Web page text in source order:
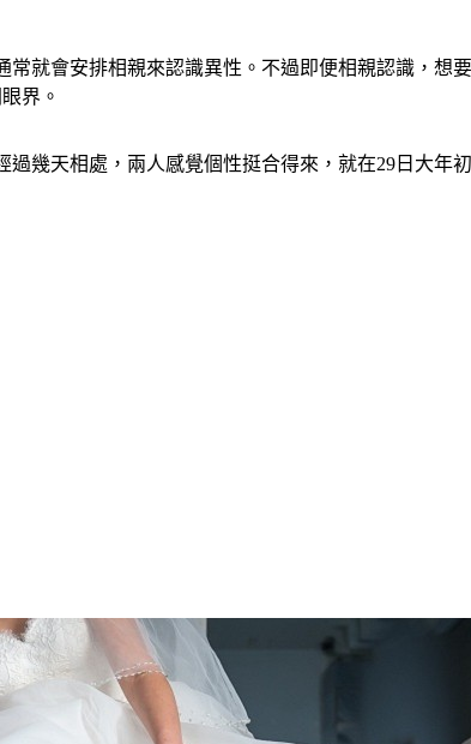
就會安排相親來認識異性。不過即便相親認識，想
界。
幾天相處，兩人感覺個性挺合得來，就在29日大年